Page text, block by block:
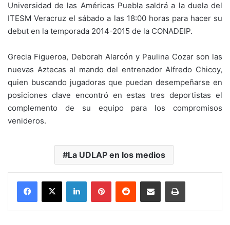
Universidad de las Américas Puebla saldrá a la duela del
ITESM Veracruz el sábado a las 18:00 horas para hacer su
debut en la temporada 2014-2015 de la CONADEIP.
Grecia Figueroa, Deborah Alarcón y Paulina Cozar son las
nuevas Aztecas al mando del entrenador Alfredo Chicoy,
quien buscando jugadoras que puedan desempeñarse en
posiciones clave encontró en estas tres deportistas el
complemento de su equipo para los compromisos
venideros.
La UDLAP en los medios
LinkedInPinterestReddit Share via Email Print